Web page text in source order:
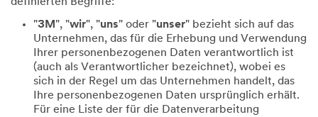
"3M ", "wir", "uns" oder "unser" bezieht sich auf das
Unternehmen, das für die Erhebung und Verwendung
Ihrer personenbezogenen Daten verantwortlich ist
(auch als Verantwortlicher bezeichnet), wobei es
sich in der Regel um das Unternehmen handelt, das
Ihre personenbezogenen Daten ursprünglich erhält.
Für eine Liste der für die Datenverarbeitung